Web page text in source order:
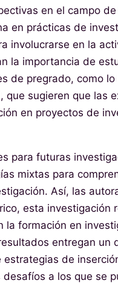
en el campo
en prácticas de
involucrarse en la
la importancia de
de pregrado, como
sugieren que las
en proyectos de
para futuras
mixtas para
Así, las
esta investigación
formación en
entregan un
de
a los que se